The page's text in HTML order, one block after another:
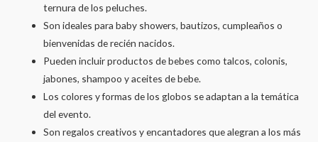
ternura de los peluches.
Son ideales para baby showers, bautizos, cumpleaños o
bienvenidas de recién nacidos.
Pueden incluir productos de bebes como talcos, colonis,
jabones, shampoo y aceites de bebe.
Los colores y formas de los globos se adaptan a la temática
del evento.
Son regalos creativos y encantadores que alegran a los más